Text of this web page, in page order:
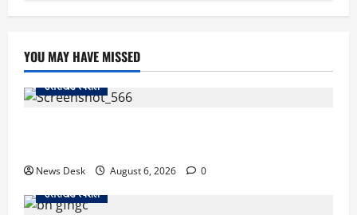
YOU MAY HAVE MISSED
उत्तराखंड स्पेशल
News Desk August 6, 2026
0
उत्तराखंड स्पेशल